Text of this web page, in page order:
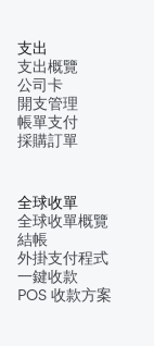
支出
支出概覽
公司卡
開支管理
帳單支付
採購訂單
全球收單
全球收單概覽
結帳
外掛支付程式
一鍵收款
POS 收款方案